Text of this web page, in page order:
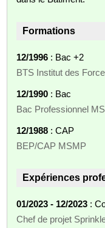
Formations
12/1996 : Bac +2
BTS Institut des
12/1990 : Bac
Bac Professionnel
12/1988 : CAP
BEP/CAP MSMP
Expériences
01/2023 - 12/2023 :
Chef de projet